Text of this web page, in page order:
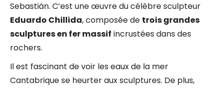
Sebastián. C’est une œuvre du célèbre sculpteur
Eduardo Chillida, composée de trois grandes
sculptures en fer massif incrustées dans des
rochers.
Il est fascinant de voir les eaux de la mer
Cantabrique se heurter aux sculptures. De plus,